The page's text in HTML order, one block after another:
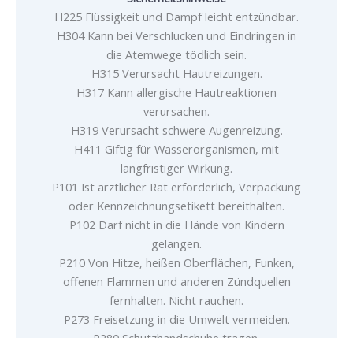
H225 Flüssigkeit und Dampf leicht entzündbar.
H304 Kann bei Verschlucken und Eindringen in
die Atemwege tödlich sein.
H315 Verursacht Hautreizungen.
H317 Kann allergische Hautreaktionen
verursachen.
H319 Verursacht schwere Augenreizung.
H411 Giftig für Wasserorganismen, mit
langfristiger Wirkung.
P101 Ist ärztlicher Rat erforderlich, Verpackung
oder Kennzeichnungsetikett bereithalten.
P102 Darf nicht in die Hände von Kindern
gelangen.
P210 Von Hitze, heißen Oberflächen, Funken,
offenen Flammen und anderen Zündquellen
fernhalten. Nicht rauchen.
P273 Freisetzung in die Umwelt vermeiden.